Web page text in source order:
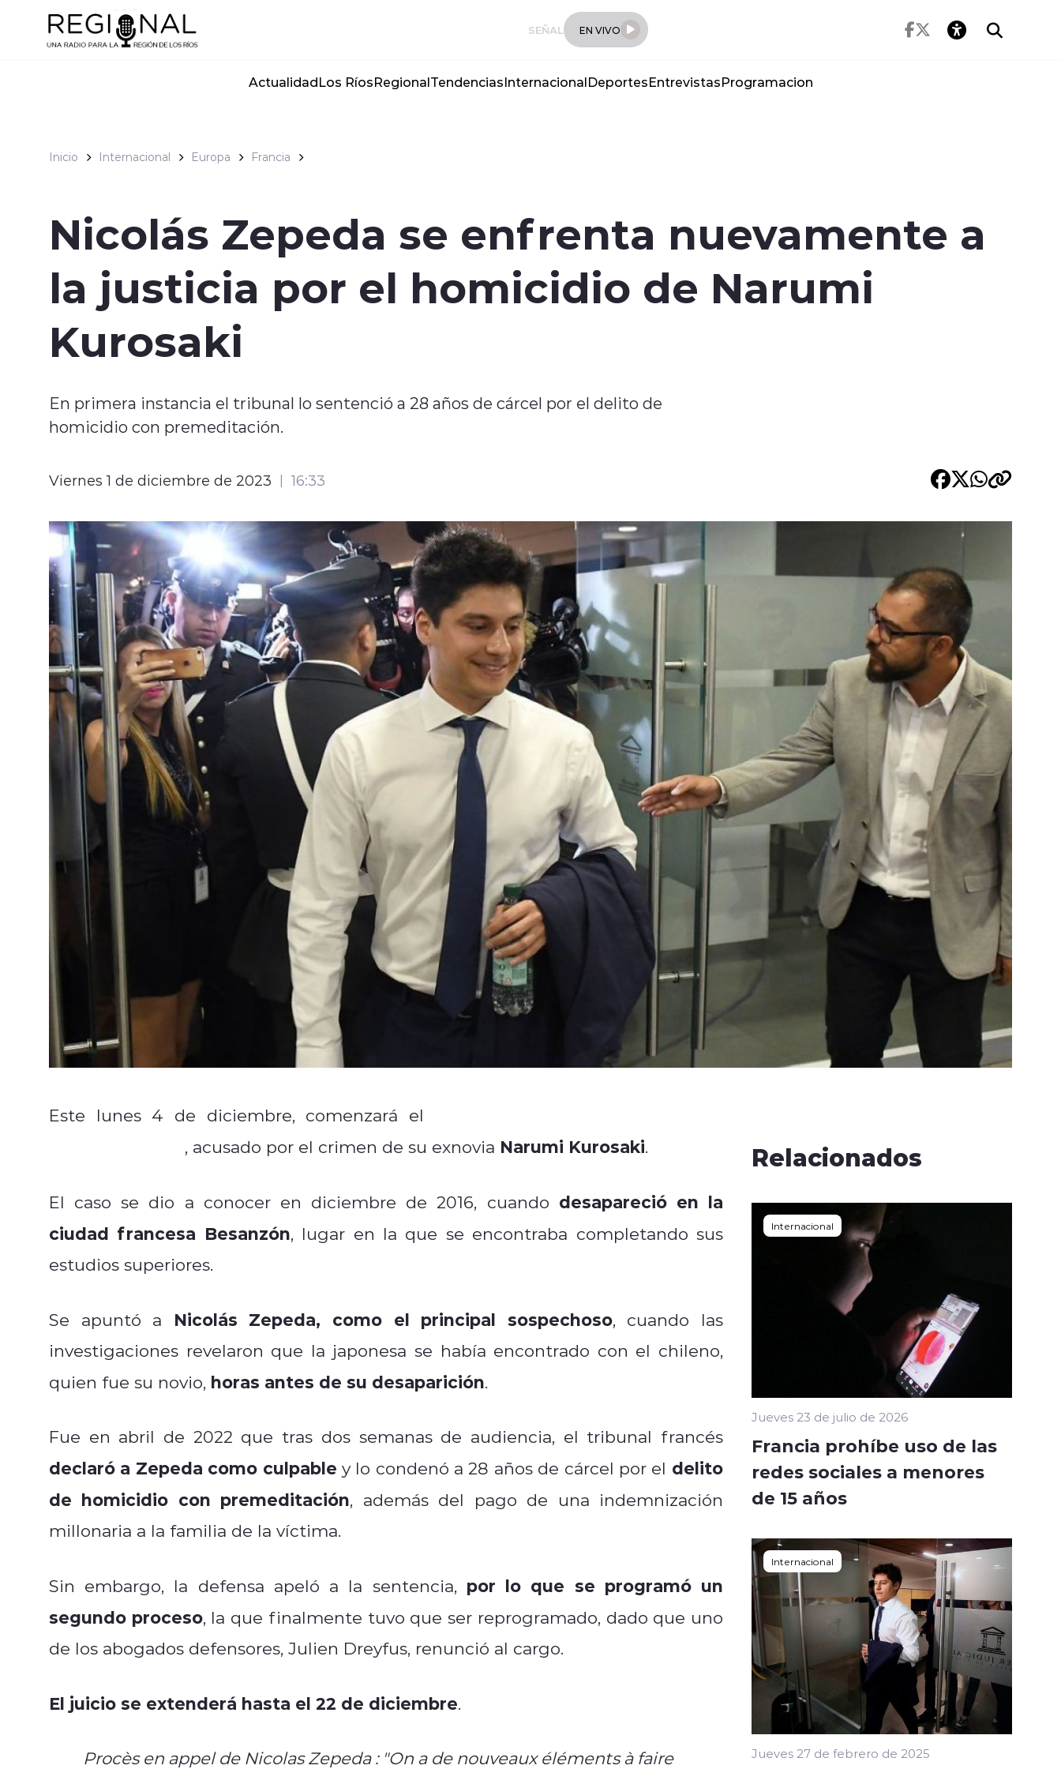
Click acá para ir directamente al contenido
SEÑAL EN VIVO
ActualidadLos RíosRegionalTendenciasInternacionalDeportesEntrevistasProgramacion
Inicio Internacional Europa Francia
Nicolás Zepeda se enfrenta nuevamente a
la justicia por el homicidio de Narumi
Kurosaki
En primera instancia el tribunal lo sentenció a 28 años de cárcel por el delito de
homicidio con premeditación.
Viernes 1 de diciembre de 2023 16:33
Este lunes 4 de diciembre, comenzará el
, acusado por el crimen de su exnovia Narumi Kurosaki.
El caso se dio a conocer en diciembre de 2016, cuando desapareció en la
ciudad francesa Besanzón, lugar en la que se encontraba completando sus
estudios superiores.
Se apuntó a Nicolás Zepeda, como el principal sospechoso, cuando las
investigaciones revelaron que la japonesa se había encontrado con el chileno,
quien fue su novio, horas antes de su desaparición.
Fue en abril de 2022 que tras dos semanas de audiencia, el tribunal francés
declaró a Zepeda como culpable y lo condenó a 28 años de cárcel por el delito
de homicidio con premeditación, además del pago de una indemnización
millonaria a la familia de la víctima.
Sin embargo, la defensa apeló a la sentencia, por lo que se programó un
segundo proceso, la que finalmente tuvo que ser reprogramado, dado que uno
de los abogados defensores, Julien Dreyfus, renunció al cargo.
El juicio se extenderá hasta el 22 de diciembre.
Procès en appel de Nicolas Zepeda : "On a de nouveaux éléments à faire
Relacionados
Internacional
Jueves 23 de julio de 2026
Francia prohíbe uso de las
redes sociales a menores
de 15 años
Internacional
Jueves 27 de febrero de 2025